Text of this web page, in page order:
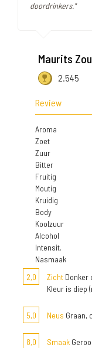
doordrinkers."
Maurits
2.545
Review
Aroma
Zoet
Zuur
Bitter
Fruitig
Moutig
Kruidig
Body
Koolzuur
Alcohol
Intensit.
Nasmaak
2,0
Zicht Donker
Kleur is diep
5,0 Neus Graan,
8,0 Smaak